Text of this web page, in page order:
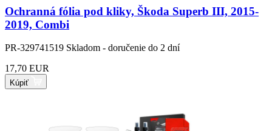
Ochranná fólia pod kliky, Škoda Superb III, 2015-
2019, Combi
PR-329741519 Skladom - doručenie do 2 dní
17,70 EUR
Kúpiť